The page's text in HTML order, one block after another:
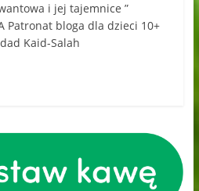
i jej tajemnice ”
Patronat bloga dla dzieci 10+
Kaid-Salah